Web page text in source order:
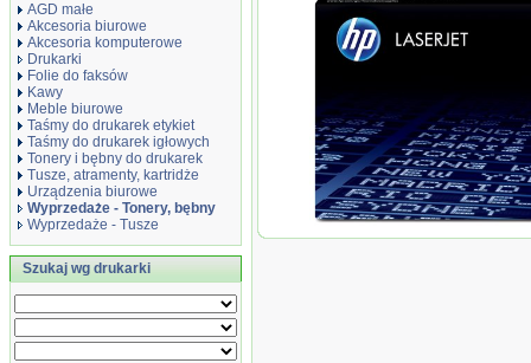
AGD małe
Akcesoria biurowe
Akcesoria komputerowe
Drukarki
Folie do faksów
Kawy
Meble biurowe
Taśmy do drukarek etykiet
Taśmy do drukarek igłowych
Tonery i bębny do drukarek
Tusze, atramenty, kartridże
Urządzenia biurowe
Wyprzedaże - Tonery, bębny
Wyprzedaże - Tusze
Szukaj wg drukarki
Wyprzedaż Oryginał Toner HP